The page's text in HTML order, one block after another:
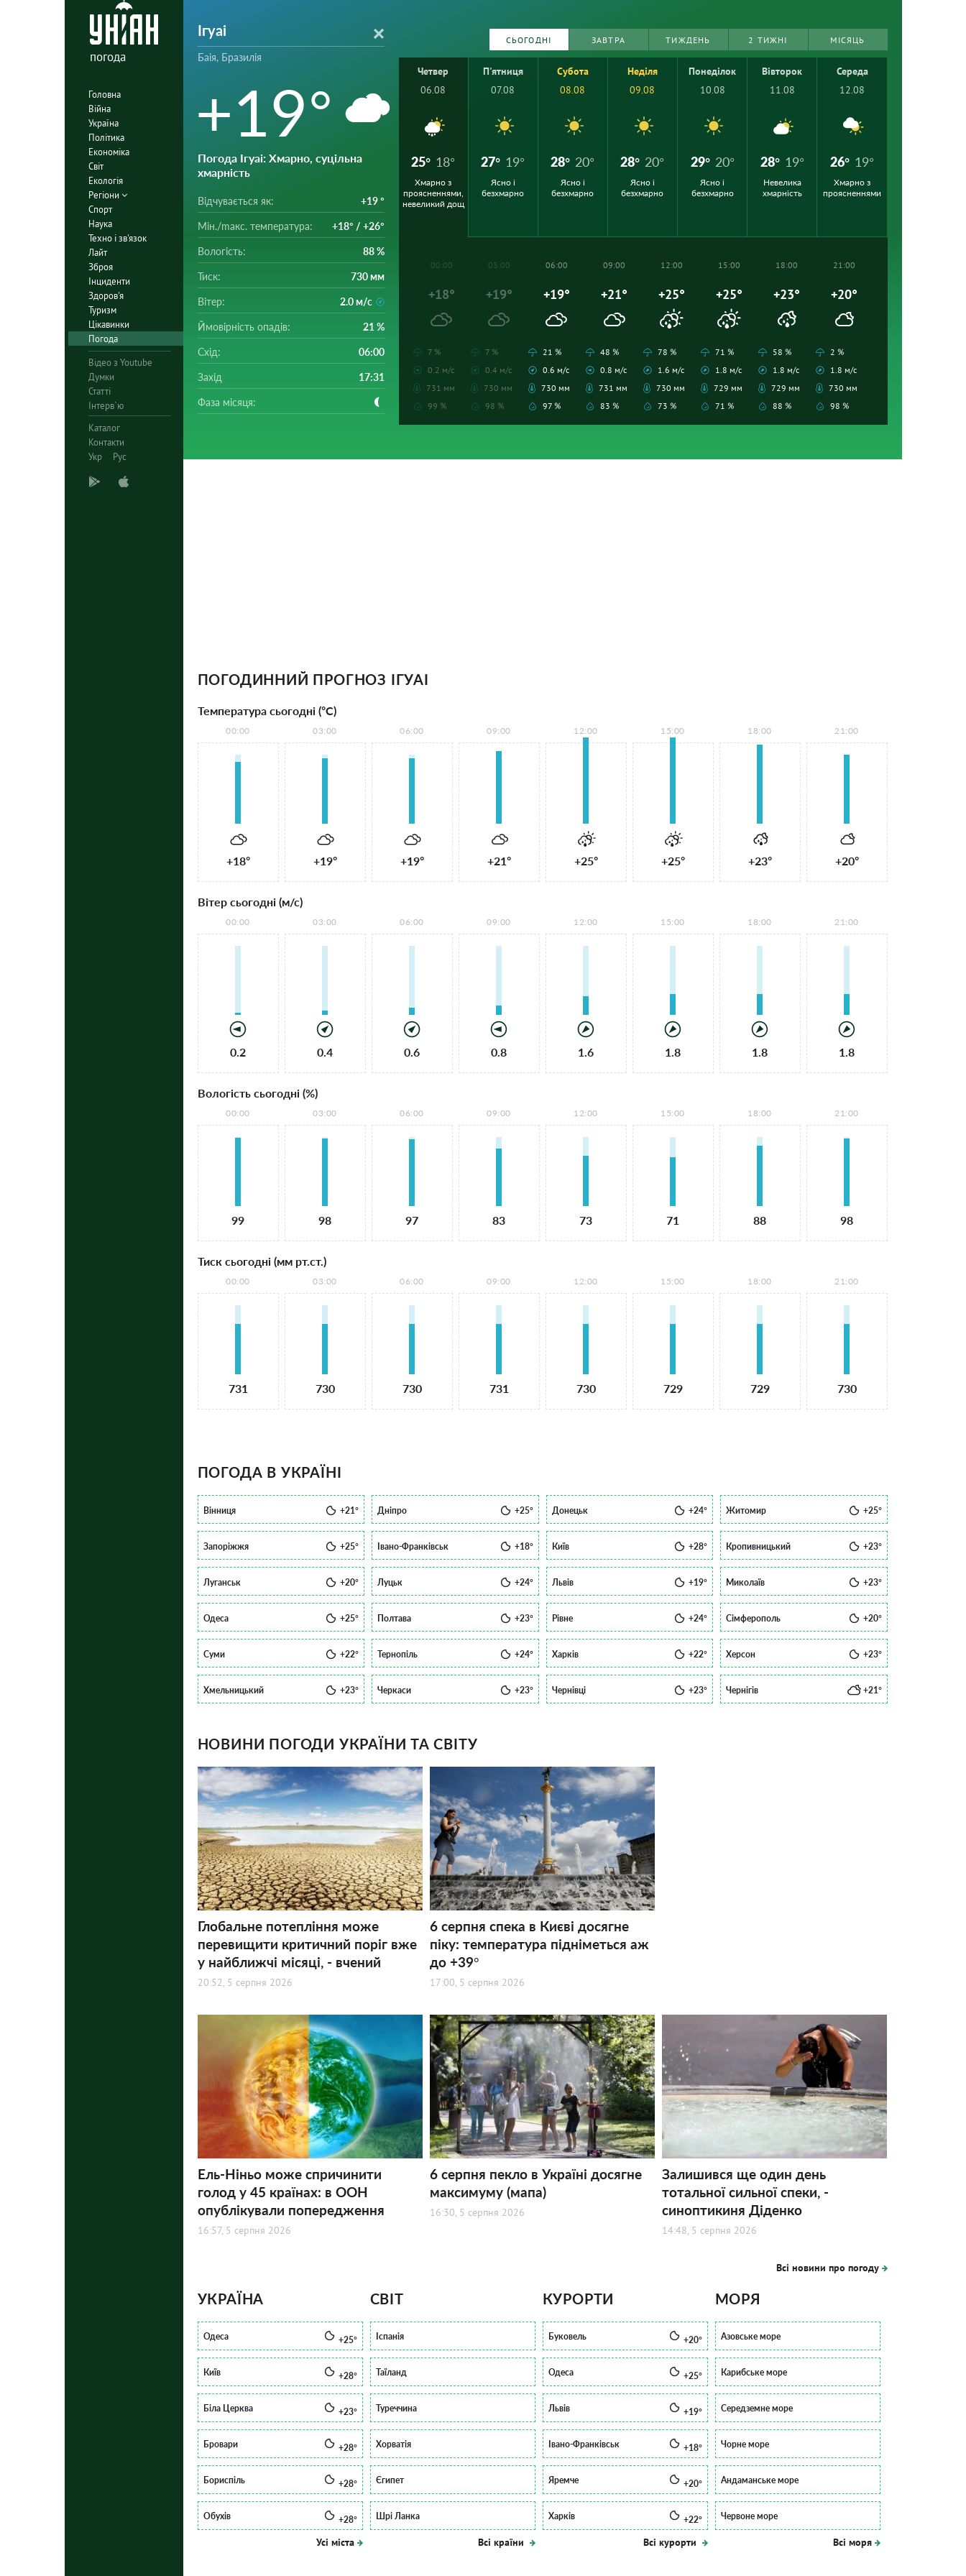
погода
Головна
Війна
Україна
Політика
Економіка
Світ
Екологія
Регіони
Спорт
Наука
Техно і зв'язок
Лайт
Зброя
Інциденти
Здоров'я
Туризм
Цікавинки
Погода
Відео з Youtube
Думки
Статті
Інтерв`ю
Каталог
Контакти
Укр
Рус
Ігуаі
Баія, Бразилія
+19°
Погода Ігуаі: Хмарно, суцільна
хмарність
Відчувається як: +19 °
Мін./mакс. температура: +18° / +26°
Вологість: 88 %
Тиск: 730 мм
Вітер: 2.0 м/с
Ймовірність опадів: 21 %
Схід: 06:00
Захід 17:31
Фаза місяця:
СЬОГОДНІ ЗАВТРА ТИЖДЕНЬ 2 ТИЖНІ МІСЯЦЬ
Четвер
06.08
25° 18°
Хмарно з
проясненнями,
невеликий дощ
П'ятниця
07.08
27° 19°
Ясно і
безхмарно
Субота
08.08
28° 20°
Ясно і
безхмарно
Неділя
09.08
28° 20°
Ясно і
безхмарно
Понеділок
10.08
29° 20°
Ясно і
безхмарно
Вівторок
11.08
28° 19°
Невелика
хмарність
Середа
12.08
26° 19°
Хмарно з
проясненнями
00:00
+18°
7 %
0.2 м/с
731 мм
99 %
03:00
+19°
7 %
0.4 м/с
730 мм
98 %
06:00
+19°
21 %
0.6 м/с
730 мм
97 %
09:00
+21°
48 %
0.8 м/с
731 мм
83 %
12:00
+25°
78 %
1.6 м/с
730 мм
73 %
15:00
+25°
71 %
1.8 м/с
729 мм
71 %
18:00
+23°
58 %
1.8 м/с
729 мм
88 %
21:00
+20°
2 %
1.8 м/с
730 мм
98 %
ПОГОДИННИЙ ПРОГНОЗ ІГУАІ
Температура сьогодні (°С)
00:00
+18°
03:00
+19°
06:00
+19°
09:00
+21°
12:00
+25°
15:00
+25°
18:00
+23°
21:00
+20°
Вітер сьогодні (м/с)
00:00
0.2
03:00
0.4
06:00
0.6
09:00
0.8
12:00
1.6
15:00
1.8
18:00
1.8
21:00
1.8
Вологість сьогодні (%)
00:00
99
03:00
98
06:00
97
09:00
83
12:00
73
15:00
71
18:00
88
21:00
98
Тиск сьогодні (мм рт.ст.)
00:00
731
03:00
730
06:00
730
09:00
731
12:00
730
15:00
729
18:00
729
21:00
730
ПОГОДА В УКРАЇНІ
Вінниця +21° Дніпро +25° Донецьк +24° Житомир +25°
Запоріжжя +25° Івано-Франківськ +18° Київ +28° Кропивницький +23°
Луганськ +20° Луцьк +24° Львів +19° Миколаїв +23°
Одеса +25° Полтава +23° Рівне +24° Сімферополь +20°
Суми +22° Тернопіль +24° Харків +22° Херсон +23°
Хмельницький +23° Черкаси +23° Чернівці +23° Чернігів +21°
НОВИНИ ПОГОДИ УКРАЇНИ ТА СВІТУ
Глобальне потепління може
перевищити критичний поріг вже
у найближчі місяці, - вчений
20:52, 5 серпня 2026
6 серпня спека в Києві досягне
піку: температура підніметься аж
до +39°
17:00, 5 серпня 2026
Ель-Ніньо може спричинити
голод у 45 країнах: в ООН
опублікували попередження
16:57, 5 серпня 2026
6 серпня пекло в Україні досягне
максимуму (мапа)
16:30, 5 серпня 2026
Залишився ще один день
тотальної сильної спеки, -
синоптикиня Діденко
14:48, 5 серпня 2026
Всі новини про погоду
УКРАЇНА
Одеса +25°
Київ +28°
Біла Церква +23°
Бровари +28°
Бориспіль +28°
Обухів +28°
Усі міста
СВІТ
Іспанія
Таїланд
Туреччина
Хорватія
Єгипет
Шрі Ланка
Всі країни
КУРОРТИ
Буковель +20°
Одеса +25°
Львів +19°
Івано-Франківськ +18°
Яремче +20°
Харків +22°
Всі курорти
МОРЯ
Азовське море
Карибське море
Середземне море
Чорне море
Андаманське море
Червоне море
Всі моря